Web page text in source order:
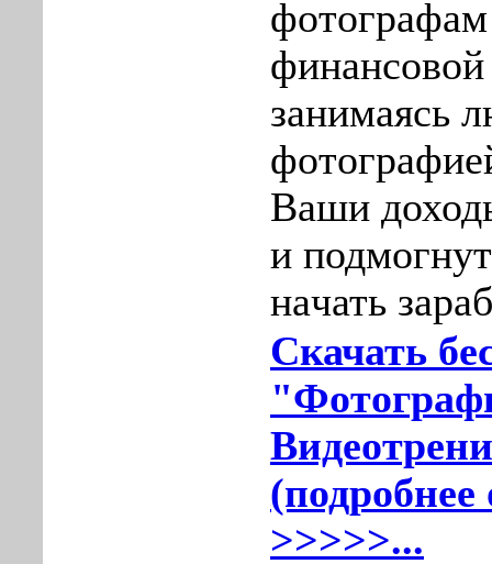
финaнcовой
занимаясь
Ваши
и
нaчать
Скачать
(подробнее
>>>>>...